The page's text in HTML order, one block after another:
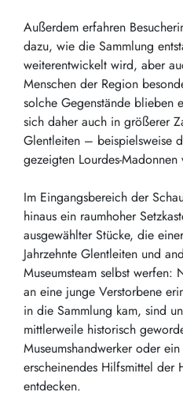
Außerdem erfahren
dazu, wie die Sammlung
weiterentwickelt wird, aber
Menschen der Region
solche Gegenstände blieben
sich daher auch in größerer
Glentleiten – beispielsweise
gezeigten Lourdes-
Im Eingangsbereich der
hinaus ein raumhoher
ausgewählter Stücke, die
Jahrzehnte Glentleiten und
Museumsteam selbst
an eine junge Verstorbene
in die Sammlung kam, sind
mittlerweile historisch
Museumshandwerker oder
erscheinendes Hilfsmittel der
entdecken.